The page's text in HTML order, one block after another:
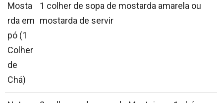
Mosta
rda em
pó (1
Colher
de
Chá)
1 colher de sopa de mostarda amarela ou
mostarda de servir